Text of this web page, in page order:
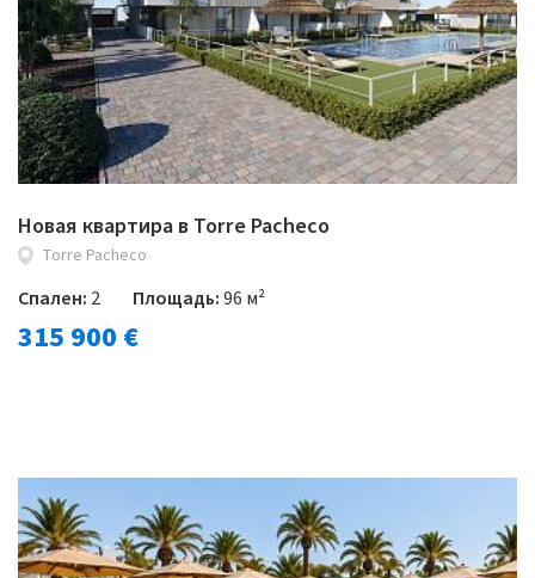
Новая квартира в Torre Pacheco
Torre Pacheco
Спален: 2 Площадь:96 м²
315 900 €